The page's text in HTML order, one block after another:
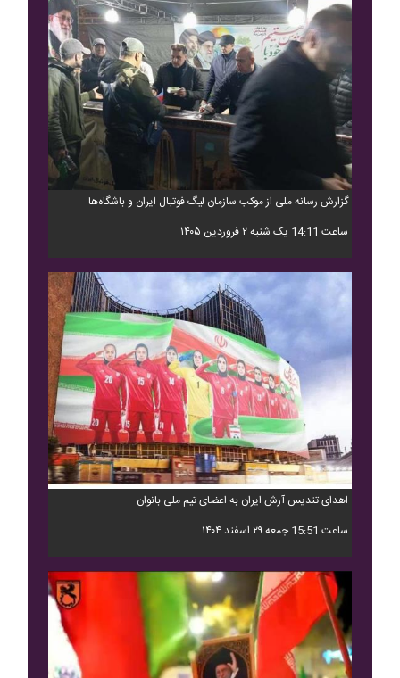
گزارش رسانه ملی از موکب سازمان لیگ فوتبال ایران و باشگاه‌ها
ساعت 14:11 یک شنبه ۲ فروردین ۱۴۰۵
اهدای تندیس آرش ایران به اعضای تیم ملی بانوان
ساعت 15:51 جمعه ۲۹ اسفند ۱۴۰۴